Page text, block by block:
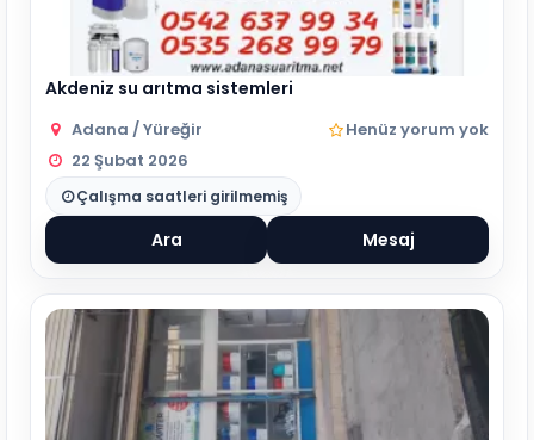
Akdeniz su arıtma sistemleri
Adana / Yüreğir
Henüz yorum yok
22 Şubat 2026
Çalışma saatleri girilmemiş
Ara Mesaj